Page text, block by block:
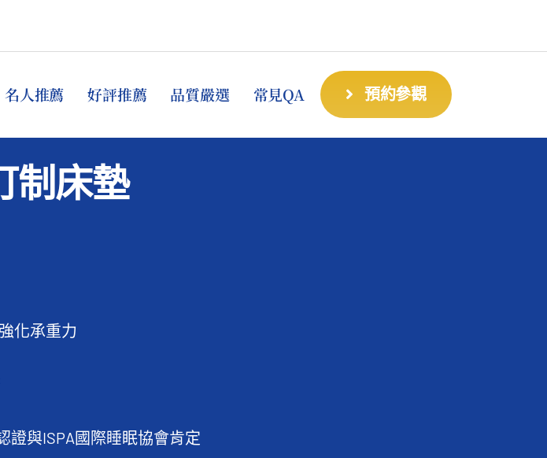
名人推薦 好評推薦 品質嚴選 常見QA 預約參觀
制床墊
化承重力
證與ISPA國際睡眠協會肯定